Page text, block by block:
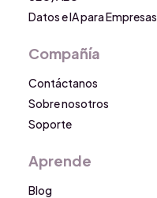
Datos e IA para Empresas
Compañía
Contáctanos
Sobre nosotros
Soporte
Aprende
Blog